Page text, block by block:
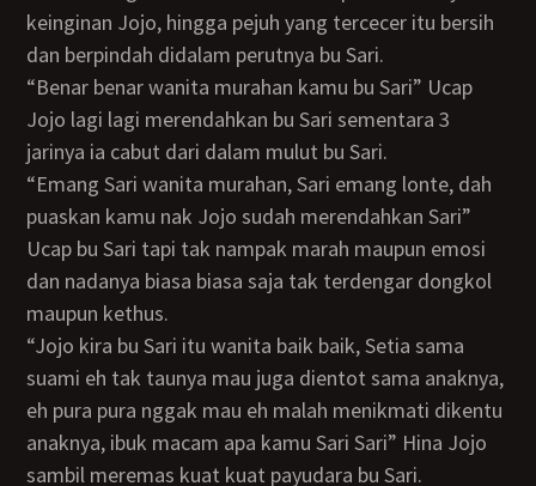
keinginan Jojo, hingga pejuh yang tercecer itu bersih
dan berpindah didalam perutnya bu Sari.
“Benar benar wanita murahan kamu bu Sari” Ucap
Jojo lagi lagi merendahkan bu Sari sementara 3
jarinya ia cabut dari dalam mulut bu Sari.
“Emang Sari wanita murahan, Sari emang lonte, dah
puaskan kamu nak Jojo sudah merendahkan Sari”
Ucap bu Sari tapi tak nampak marah maupun emosi
dan nadanya biasa biasa saja tak terdengar dongkol
maupun kethus.
“Jojo kira bu Sari itu wanita baik baik, Setia sama
suami eh tak taunya mau juga dientot sama anaknya,
eh pura pura nggak mau eh malah menikmati dikentu
anaknya, ibuk macam apa kamu Sari Sari” Hina Jojo
sambil meremas kuat kuat payudara bu Sari.